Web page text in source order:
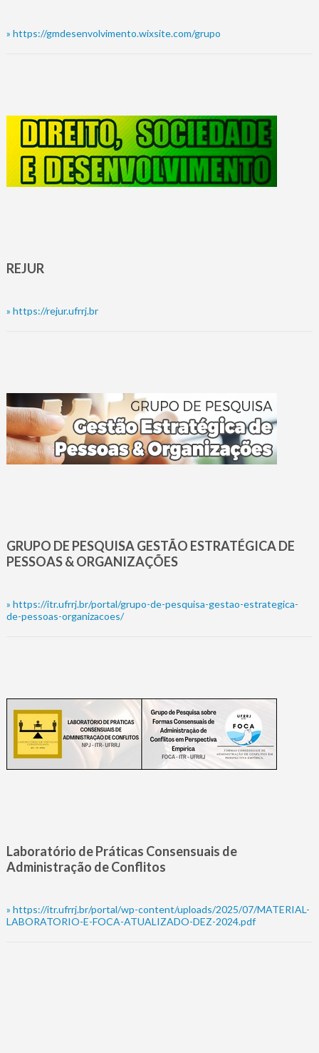
» https://gmdesenvolvimento.wixsite.com/grupo
REJUR
» https://rejur.ufrrj.br
GRUPO DE PESQUISA GESTÃO ESTRATÉGICA DE
PESSOAS & ORGANIZAÇÕES
» https://itr.ufrrj.br/portal/grupo-de-pesquisa-gestao-estrategica-
de-pessoas-organizacoes/
Laboratório de Práticas Consensuais de
Administração de Conflitos
» https://itr.ufrrj.br/portal/wp-content/uploads/2025/07/MATERIAL-
LABORATORIO-E-FOCA-ATUALIZADO-DEZ-2024.pdf